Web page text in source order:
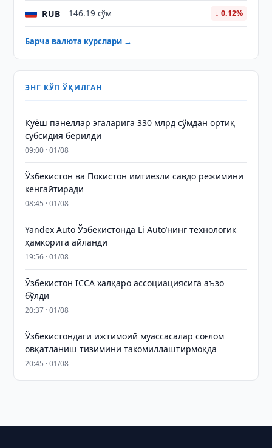
RUB 146.19 сўм ↓ 0.12%
Барча валюта курслари →
ЭНГ КЎП ЎҚИЛГАН
Қуёш панеллар эгаларига 330 млрд сўмдан ортиқ
субсидия берилди
09:00 · 01/08
Ўзбекистон ва Покистон имтиёзли савдо режимини
кенгайтиради
08:45 · 01/08
Yandex Auto Ўзбекистонда Li Auto’нинг технологик
ҳамкорига айланди
19:56 · 01/08
Ўзбекистон ICCA халқаро ассоциациясига аъзо
бўлди
20:37 · 01/08
Ўзбекистондаги ижтимоий муассасалар соғлом
овқатланиш тизимини такомиллаштирмоқда
20:45 · 01/08